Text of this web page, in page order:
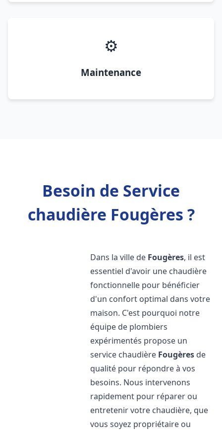
⚙️
Maintenance
Besoin de Service
chaudière Fougères ?
Dans la ville de Fougères, il est
essentiel d'avoir une chaudière
fonctionnelle pour bénéficier
d'un confort optimal dans votre
maison. C'est pourquoi notre
équipe de plombiers
expérimentés propose un
service chaudière Fougères de
qualité pour répondre à vos
besoins. Nous intervenons
rapidement pour réparer ou
entretenir votre chaudière, que
vous soyez propriétaire ou